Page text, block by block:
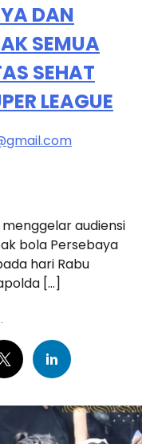
DAN
SEMUA
SEHAT
LEAGUE
menggelar audiensi
bola Persebaya
hari Rabu
[…]